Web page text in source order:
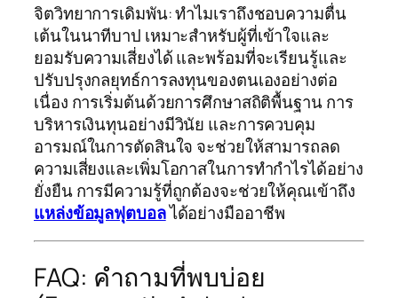
จิตวิทยาการเดิมพัน: ทำไมเราถึงชอบความตื่น
เต้นในนาทีบาป เหมาะสำหรับผู้ที่เข้าใจและ
ยอมรับความเสี่ยงได้ และพร้อมที่จะเรียนรู้และ
ปรับปรุงกลยุทธ์การลงทุนของตนเองอย่างต่อ
เนื่อง การเริ่มต้นด้วยการศึกษาสถิติพื้นฐาน การ
บริหารเงินทุนอย่างมีวินัย และการควบคุม
อารมณ์ในการตัดสินใจ จะช่วยให้สามารถลด
ความเสี่ยงและเพิ่มโอกาสในการทำกำไรได้อย่าง
ยั่งยืน การมีความรู้ที่ถูกต้องจะช่วยให้คุณเข้าถึง
แหล่งข้อมูลฟุตบอลได้อย่างมืออาชีพ
FAQ: คำถามที่พบบ่อย